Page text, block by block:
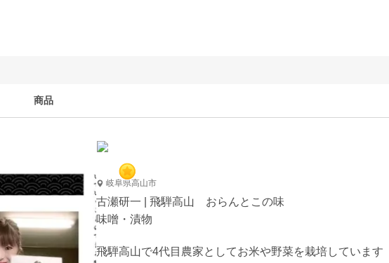
商品
岐阜県高山市
古瀬研一 | 飛騨高山 おらんとこの味
味噌・漬物
飛騨高山で4代目農家としてお米や野菜を栽培しています